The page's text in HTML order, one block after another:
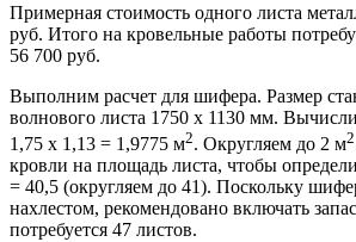
Примерная стоимость одного листа
руб. Итого на кровельные работы
56 700 руб.
Выполним расчет для шифера. Размер
волнового листа 1750 х 1130 мм.
1,75 х 1,13 = 1,9775 м2. Округляем до 2 м2
кровли на площадь листа, чтобы
= 40,5 (округляем до 41). Поскольку
нахлестом, рекомендовано включать
потребуется 47 листов.